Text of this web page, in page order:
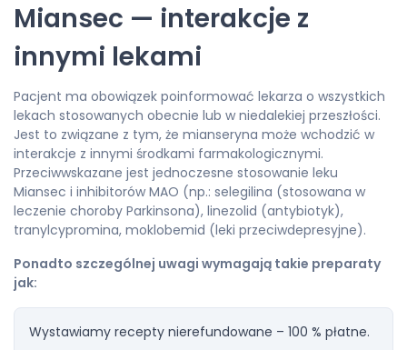
Miansec — interakcje z
innymi lekami
Pacjent ma obowiązek poinformować lekarza o wszystkich
lekach stosowanych obecnie lub w niedalekiej przeszłości.
Jest to związane z tym, że mianseryna może wchodzić w
interakcje z innymi środkami farmakologicznymi.
Przeciwwskazane jest jednoczesne stosowanie leku
Miansec i inhibitorów MAO (np.: selegilina (stosowana w
leczenie choroby Parkinsona), linezolid (antybiotyk),
tranylcypromina, moklobemid (leki przeciwdepresyjne).
Ponadto szczególnej uwagi wymagają takie preparaty
jak:
Wystawiamy recepty nierefundowane – 100 % płatne.